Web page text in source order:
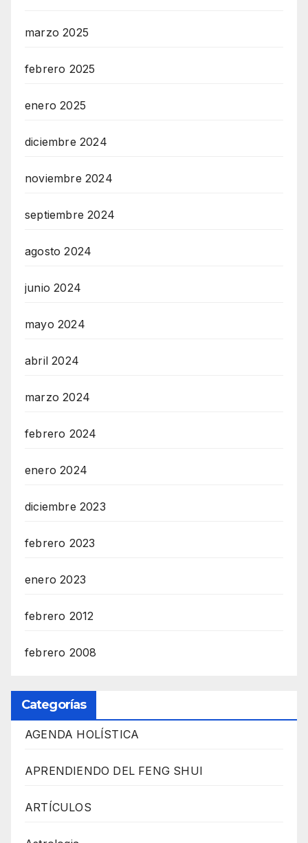
marzo 2025
febrero 2025
enero 2025
diciembre 2024
noviembre 2024
septiembre 2024
agosto 2024
junio 2024
mayo 2024
abril 2024
marzo 2024
febrero 2024
enero 2024
diciembre 2023
febrero 2023
enero 2023
febrero 2012
febrero 2008
Categorías
AGENDA HOLÍSTICA
APRENDIENDO DEL FENG SHUI
ARTÍCULOS